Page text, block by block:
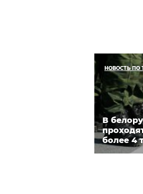
НОВОСТЬ ПО
В
более 4